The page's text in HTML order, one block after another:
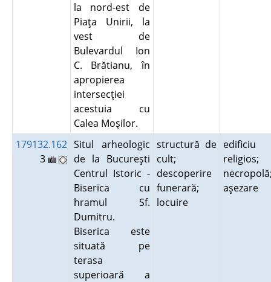
la nord-est de
Piaţa Unirii, la
vest de
Bulevardul Ion
C. Brătianu, în
apropierea
intersecţiei
acestuia cu
Calea Moşilor.
179132.162
3
Situl arheologic
de la Bucureşti
Centrul Istoric -
Biserica cu
hramul Sf.
Dumitru.
Biserica este
situată pe
terasa
superioară a
structură de
cult;
descoperire
funerară;
locuire
edificiu
religios;
aşezare